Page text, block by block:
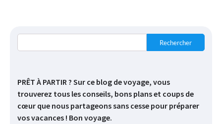
Rechercher
PRÊT À PARTIR ? Sur ce blog de voyage, vous
trouverez tous les conseils, bons plans et coups de
cœur que nous partageons sans cesse pour préparer
vos vacances ! Bon voyage.